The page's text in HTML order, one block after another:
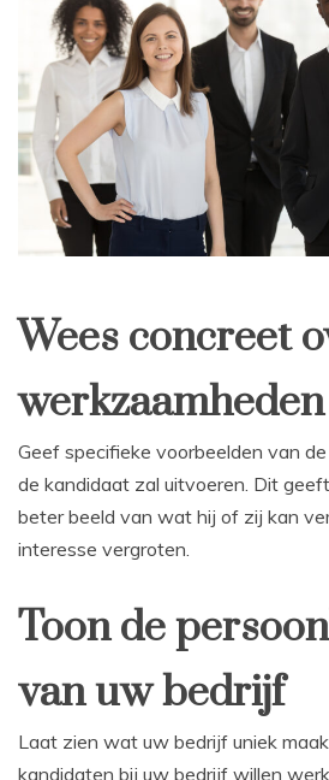
Wees concreet
werkzaamheden
Geef specifieke voorbeelden van
de kandidaat zal uitvoeren. Dit
beter beeld van wat hij of zij kan
interesse vergroten.
Toon de
van uw bedrijf
Laat zien wat uw bedrijf uniek
kandidaten bij uw bedrijf willen